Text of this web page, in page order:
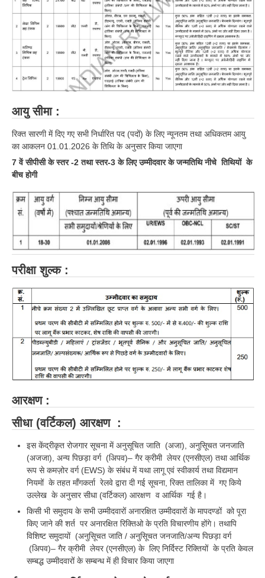
PARAMEDICAL Apply Online
हिंदी
RRB एनटीपीसी - NTPC
RRB रेलवे ग्रुप-डी
RRB जूनियर इंजीनियर - JE
मनोवैज्ञानिक परीक्षण - PSYCHO
आयु सीमा :
रिक्त सारणी में दिए गए सभी निर्धारित पद (पदों) के लिए न्यूनतम तथा अधिकतम आयु
का आकलन 01.01.2026 के तिथि के अनुसार किया जाएगा
7 वें सीपीसी के स्तर -2 तथा स्तर-3 के लिए उम्मीदवार के जन्मतिथि नीचे तिथियों के
बीच होगी
परीक्षा शुल्क :
आरक्षण :
सीधा (वर्टिकल) आरक्षण :
इस केंद्रीकृत रोजगार सूचना में अनुसूचित जाति (अजा), अनुसूिचत जनजाति
(अजजा), अन्य पिछड़ा वर्ग (अिपव)– गैर क्रीमी लेयर (एनसीएल) तथा आर्थिक
रूप से कमज़ोर वर्ग (EWS) के संबंध में यथा लागू एवं स्वीकार्य तथा विद्यमान
नियमों के तहत माँगकर्ता रेलवे द्वारा दी गई सूचना, रिक्त तालिका में गए किये
उल्लेख के अनुसार सीधा (वर्टिकल) आरक्षण व आर्थिक गई है।
किसी भी समुदाय के सभी उम्मीदवारों अनारक्षित उम्मीदवारों के मापदण्डों को पूरा
किए जाने की शर्त पर अनारक्षित रिक्तिओ के प्रति विचारणीय होंगे। तथापि
विशिष्ट समुदायों (अनुसूिचत जाति / अनुसूिचत जनजाति/अन्य पिछड़ा वर्ग
(अिपव)– गैर क्रीमी लेयर (एनसीएल) के लिए निर्दिस्ट रिक्तियों के प्रति केवल
सम्बद्ध उम्मीदवारों के सम्बन्ध में ही विचार किया जाएगा